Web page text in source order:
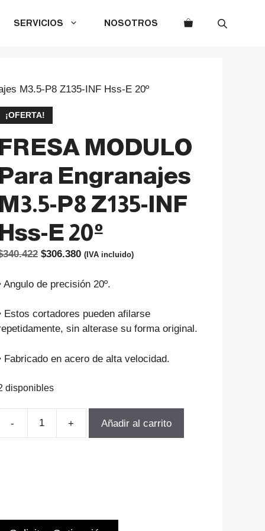
SERVICIOS NOSOTROS
M3.5-P8 Z135-INF Hss-E 20º
¡OFERTA!
FRESA MODULO
Para Engranajes
M3.5-P8 Z135-INF
Hss-E 20º
340.422 El
original
$340.422.
$306.380El
actual
$306.380.
(IVA incluido)
Angulo de precisión 20º.
Estos cortadores pueden afilarse
sin alterase su forma original.
Fabricado en acero de alta velocidad.
disponibles
Añadir al carrito